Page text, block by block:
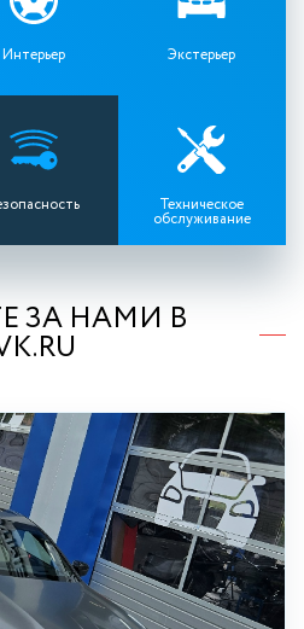
Интерьер Экстерьер
Техническое
обслуживание
ЗА НАМИ В